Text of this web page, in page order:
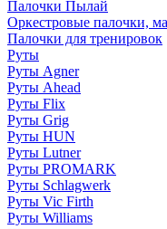
Палочки Пылай
Оркестровые палочки,
Палочки для тренировок
Руты
Руты Agner
Руты Ahead
Руты Flix
Руты Grig
Руты HUN
Руты Lutner
Руты PROMARK
Руты Schlagwerk
Руты Vic Firth
Руты Williams